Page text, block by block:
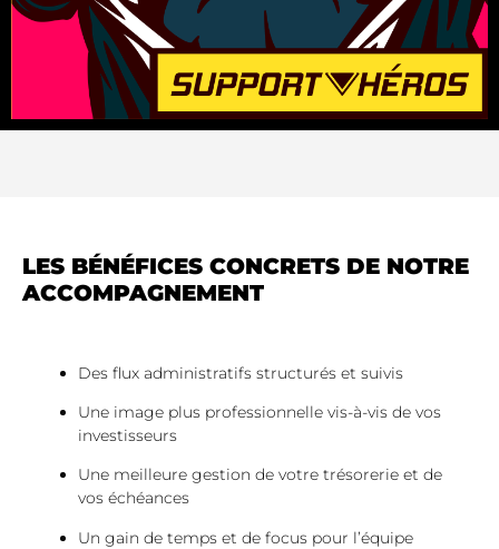
LES BÉNÉFICES CONCRETS DE NOTRE
ACCOMPAGNEMENT
Des flux administratifs structurés et suivis
Une image plus professionnelle vis-à-vis de vos
investisseurs
Une meilleure gestion de votre trésorerie et de
vos échéances
Un gain de temps et de focus pour l’équipe